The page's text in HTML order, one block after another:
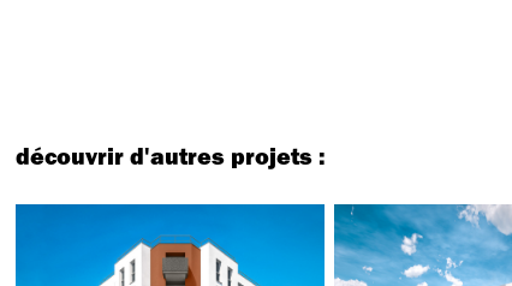
découvrir d'autres projets :